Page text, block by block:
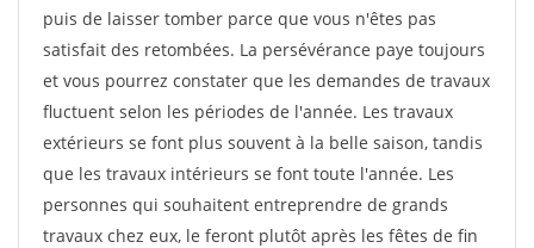
puis de laisser tomber parce que vous n'êtes pas
satisfait des retombées. La persévérance paye toujours
et vous pourrez constater que les demandes de travaux
fluctuent selon les périodes de l'année. Les travaux
extérieurs se font plus souvent à la belle saison, tandis
que les travaux intérieurs se font toute l'année. Les
personnes qui souhaitent entreprendre de grands
travaux chez eux, le feront plutôt après les fêtes de fin